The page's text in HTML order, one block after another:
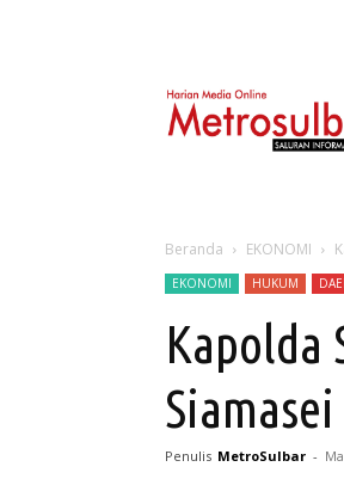
Beranda EKONOMI
EKONOMI HUKUM
Kapolda
Siamasei
Penulis MetroSulbar -